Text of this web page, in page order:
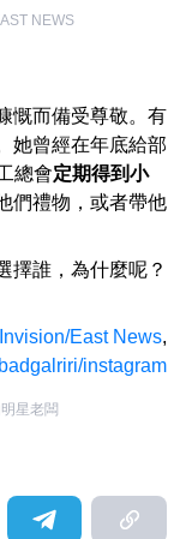
NEWS
慨而備受尊敬。有
她曾經在年底給部
總會定期得到小
們禮物，或者帶他
擇誰，為什麼呢？
East News,
badgalriri/instagram
星老闆